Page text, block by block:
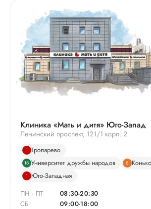
Клиника «Мать и дитя» Юго-Запад
Ленинский проспект, 121/1 корп. 2
1 Тропарево
16 Университет дружбы народов 6
1
Юго-Западная
ПН - ПТ
08:30-20:30
СБ
09:00-18:00